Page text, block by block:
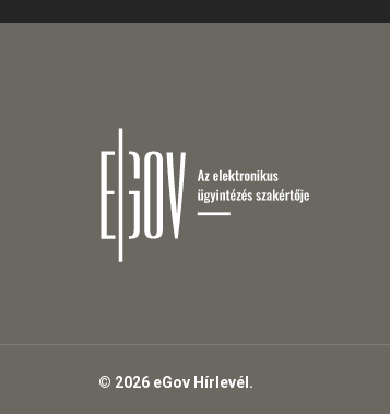
© 2026 eGov Hírlevél.